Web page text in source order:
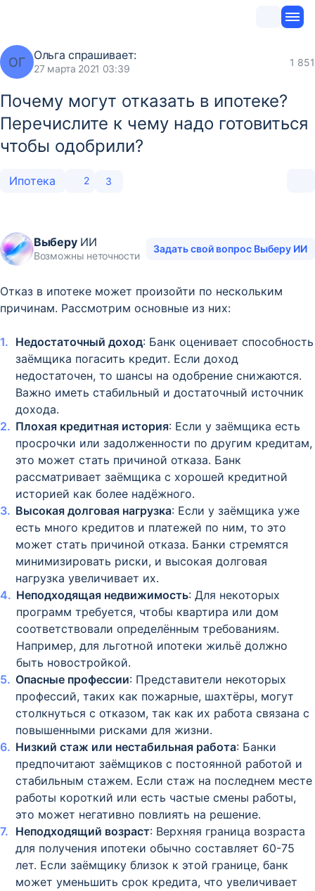
ОГ Ольга спрашивает:
27 марта 2021 03:39
1 851
Почему могут отказать в ипотеке?
Перечислите к чему надо готовиться
чтобы одобрили?
Ипотека 2 3
ВыберуИИ
Возможны неточности
Задать свой вопрос Выберу ИИ
Отказ в ипотеке может произойти по нескольким
причинам. Рассмотрим основные из них:
Недостаточный доход: Банк оценивает способность
заёмщика погасить кредит. Если доход
недостаточен, то шансы на одобрение снижаются.
Важно иметь стабильный и достаточный источник
дохода.
Плохая кредитная история: Если у заёмщика есть
просрочки или задолженности по другим кредитам,
это может стать причиной отказа. Банк
рассматривает заёмщика с хорошей кредитной
историей как более надёжного.
Высокая долговая нагрузка: Если у заёмщика уже
есть много кредитов и платежей по ним, то это
может стать причиной отказа. Банки стремятся
минимизировать риски, и высокая долговая
нагрузка увеличивает их.
Неподходящая недвижимость: Для некоторых
программ требуется, чтобы квартира или дом
соответствовали определённым требованиям.
Например, для льготной ипотеки жильё должно
быть новостройкой.
Опасные профессии: Представители некоторых
профессий, таких как пожарные, шахтёры, могут
столкнуться с отказом, так как их работа связана с
повышенными рисками для жизни.
Низкий стаж или нестабильная работа: Банки
предпочитают заёмщиков с постоянной работой и
стабильным стажем. Если стаж на последнем месте
работы короткий или есть частые смены работы,
это может негативно повлиять на решение.
Неподходящий возраст: Верхняя граница возраста
для получения ипотеки обычно составляет 60-75
лет. Если заёмщику близок к этой границе, банк
может уменьшить срок кредита, что увеличивает